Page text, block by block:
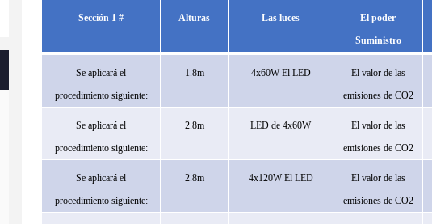
Sección 1 # Alturas Las luces
El poder
Suministro
Se aplicará el
procedimiento siguiente:
1.8m 4x60W El LED
El valor de las
emisiones de CO2
Se aplicará el
procedimiento siguiente:
2.8m LED de 4x60W
El valor de las
emisiones de CO2
Se aplicará el
procedimiento siguiente:
2.8m 4x120W El LED
El valor de las
emisiones de CO2